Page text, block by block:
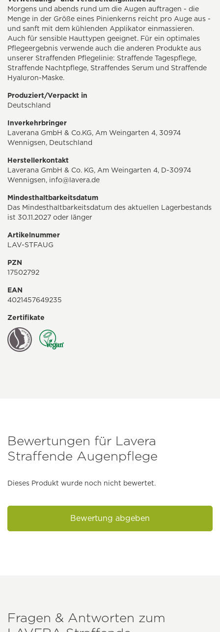
Morgens und abends rund um die Augen auftragen - die
Menge in der Größe eines Pinienkerns reicht pro Auge aus -
und sanft mit dem kühlenden Applikator einmassieren.
Auch für sensible Hauttypen geeignet. Für ein optimales
Pflegeergebnis verwende auch die anderen Produkte aus
unserer Straffenden Pflegelinie: Straffende Tagespflege,
Straffende Nachtpflege, Straffendes Serum und Straffende
Hyaluron-Maske.
Produziert/Verpackt in
Deutschland
Inverkehrbringer
Laverana GmbH & Co.KG, Am Weingarten 4, 30974
Wennigsen, Deutschland
Herstellerkontakt
Laverana GmbH & Co. KG, Am Weingarten 4, D-30974
Wennigsen, info@lavera.de
Mindesthaltbarkeitsdatum
Das Mindesthaltbarkeitsdatum des aktuellen Lagerbestands
ist 30.11.2027 oder länger
Artikelnummer
LAV-STFAUG
PZN
17502792
EAN
4021457649235
Zertifikate
Bewertungen für Lavera
Straffende Augenpflege
Dieses Produkt wurde noch nicht bewertet.
Bewertung abgeben
Fragen & Antworten zum